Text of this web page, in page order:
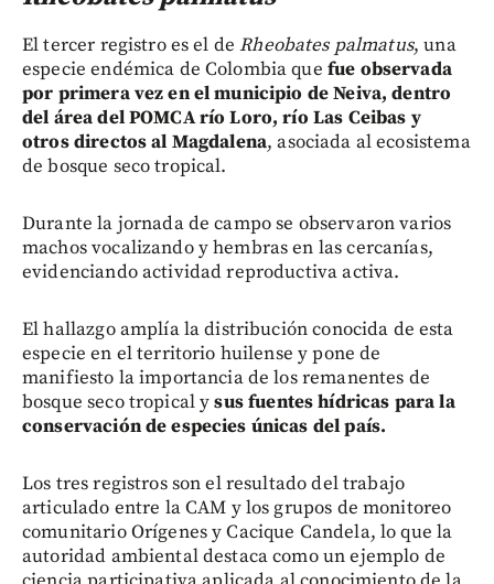
El tercer registro es el deRheobates palmatus, una
especie endémica de Colombia que fue observada
por primera vez en el municipio de Neiva, dentro
del área del POMCA río Loro, río Las Ceibas y
otros directos al Magdalena, asociada al ecosistema
de bosque seco tropical.
Durante la jornada de campo se observaron varios
machos vocalizando y hembras en las cercanías,
evidenciando actividad reproductiva activa.
El hallazgo amplía la distribución conocida de esta
especie en el territorio huilense y pone de
manifiesto la importancia de los remanentes de
bosque seco tropical ysus fuentes hídricas para la
conservación de especies únicas del país.
Los tres registros son el resultado del trabajo
articulado entre la CAM y los grupos de monitoreo
comunitario Orígenes y Cacique Candela, lo que la
autoridad ambiental destaca como un ejemplo de